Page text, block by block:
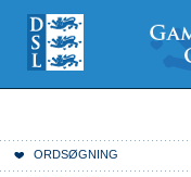
indhold
Videre
værktøjer
ORDSØGNING